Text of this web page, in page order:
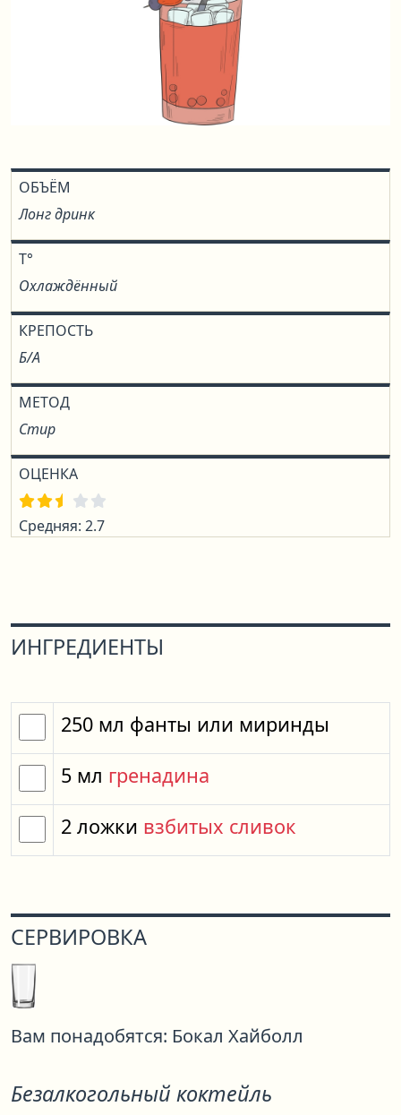
ОБЪЁМ
Лонг дринк
T°
Охлаждённый
КРЕПОСТЬ
Б/А
МЕТОД
Стир
ОЦЕНКА
Средняя: 2.7
ИНГРЕДИЕНТЫ
250 мл фанты или миринды
5 мл гренадина
2 ложки взбитых сливок
СЕРВИРОВКА
Вам понадобятся: Бокал Хайболл
Безалкогольный коктейль